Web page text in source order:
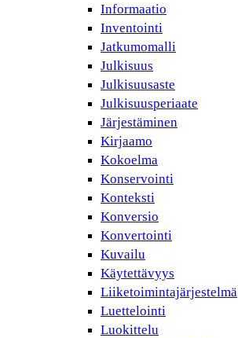
Informaatio
Inventointi
Jatkumomalli
Julkisuus
Julkisuusaste
Julkisuusperiaate
Järjestäminen
Kirjaamo
Kokoelma
Konservointi
Konteksti
Konversio
Konvertointi
Kuvailu
Käytettävyys
Liiketoimintajärjestelmä
Luettelointi
Luokittelu